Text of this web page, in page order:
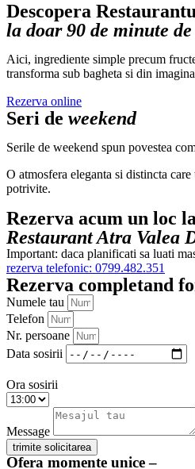
Descopera
la doar 90 de minute
Aici, ingrediente simple precum
transforma sub bagheta si din
Rezerva online
Seri de weekend
Serile de weekend spun povestea
O atmosfera eleganta si distincta
potrivite.
Rezerva acum un loc la
Restaurant Atra Valea
Important: daca planificati sa luati
rezerva telefonic: 0799.482.351
Rezerva completand
Numele tau
Telefon
Nr. persoane
Data sosirii
Ora sosirii
Message
trimite solicitarea
Ofera momente unice –